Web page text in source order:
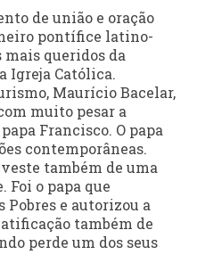
de união e oração
pontífice latino-
mais queridos da
Igreja Católica.
Maurício Bacelar,
muito pesar a
Francisco. O papa
contemporâneas.
também de uma
o papa que
Pobres e autorizou a
também de
perde um dos seus